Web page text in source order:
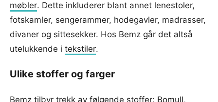
møbler. Dette inkluderer blant annet lenestoler,
fotskamler, sengerammer, hodegavler, madrasser,
divaner og sittesekker. Hos Bemz går det altså
utelukkende i tekstiler.
Ulike stoffer og farger
Bemz tilbyr trekk av følgende stoffer: Bomull,